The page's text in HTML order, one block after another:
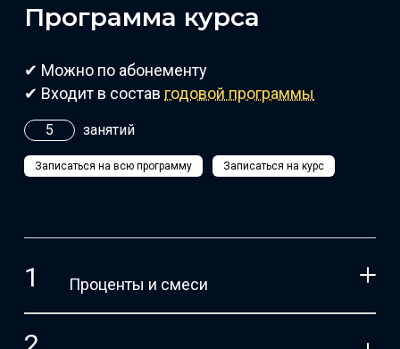
Программа курса
✔ Можно по абонементу
✔ Входит в состав годовой программы
5 занятий
Записаться на всю программу Записаться на курс
Проценты и смеси